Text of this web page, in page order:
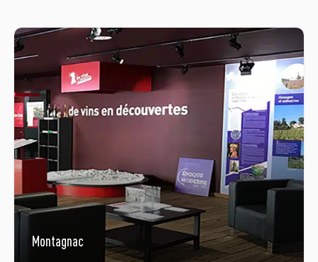
Montagnac
Montagnac
04 67 24 18 55
E-Mail
Öffnungszeiten ansehen
1 Rue Jean Jaurès
34530 MONTAGNAC